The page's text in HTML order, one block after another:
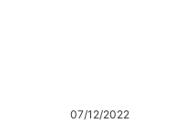
07/12/2022